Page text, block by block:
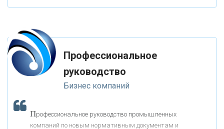
«ФК ОТКРЫТИЕ»
«ЗАПСИБКОМБАНК»
«РОСЕВРОБАНК»
«ПРЕСС-СЛУЖБА ВТБ24»
Профессиональное
руководство
Бизнес компаний
Профессиональное руководство промышленных
компаний по новым нормативным документам и